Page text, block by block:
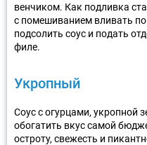
венчиком. Как подливка
с помешиванием вливать
подсолить соус и подать
филе.
Укропный
Соус с огурцами, укропной
обогатить вкус самой
остроту, свежесть и